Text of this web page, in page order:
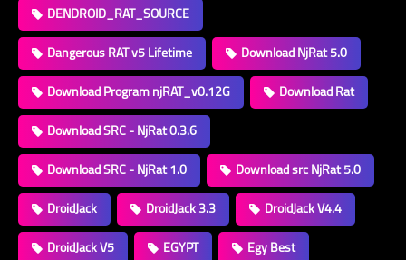
DENDROID_RAT_SOURCE
Dangerous RAT v5 Lifetime
Download NjRat 5.0
Download Program njRAT_v0.12G
Download Rat
Download SRC - NjRat 0.3.6
Download SRC - NjRat 1.0
Download src NjRat 5.0
DroidJack
DroidJack 3.3
DroidJack V4.4
DroidJack V5
EGYPT
Egy Best